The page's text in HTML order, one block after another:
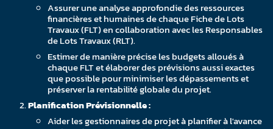
Assurer une analyse approfondie des ressources
financières et humaines de chaque Fiche de Lots
Travaux (FLT) en collaboration avec les Responsables
de Lots Travaux (RLT).
Estimer de manière précise les budgets alloués à
chaque FLT et élaborer des prévisions aussi exactes
que possible pour minimiser les dépassements et
préserver la rentabilité globale du projet.
Planification Prévisionnelle :
Aider les gestionnaires de projet à planifier à l'avance